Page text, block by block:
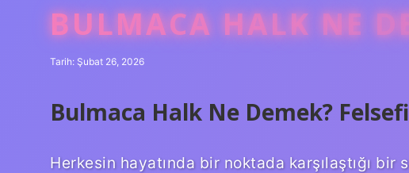
BULMACA HALK NE
Tarih: Şubat 26, 2026
Bulmaca Halk Ne Demek?
Herkesin hayatında bir noktada karşılaştığı